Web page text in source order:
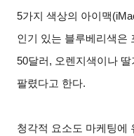
5가지 색상의 아이맥
인기 있는 블루베리색은
50달러, 오렌지색이나
팔렸다고 한다.
청각적 요소도 마케팅에